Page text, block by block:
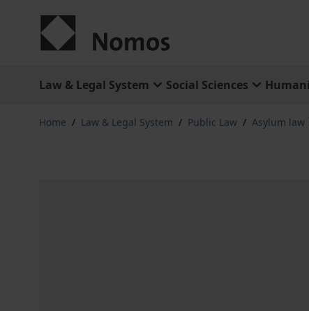
Law & Legal System Social Sciences
Home / Law & Legal System / Public Law / Asylum law